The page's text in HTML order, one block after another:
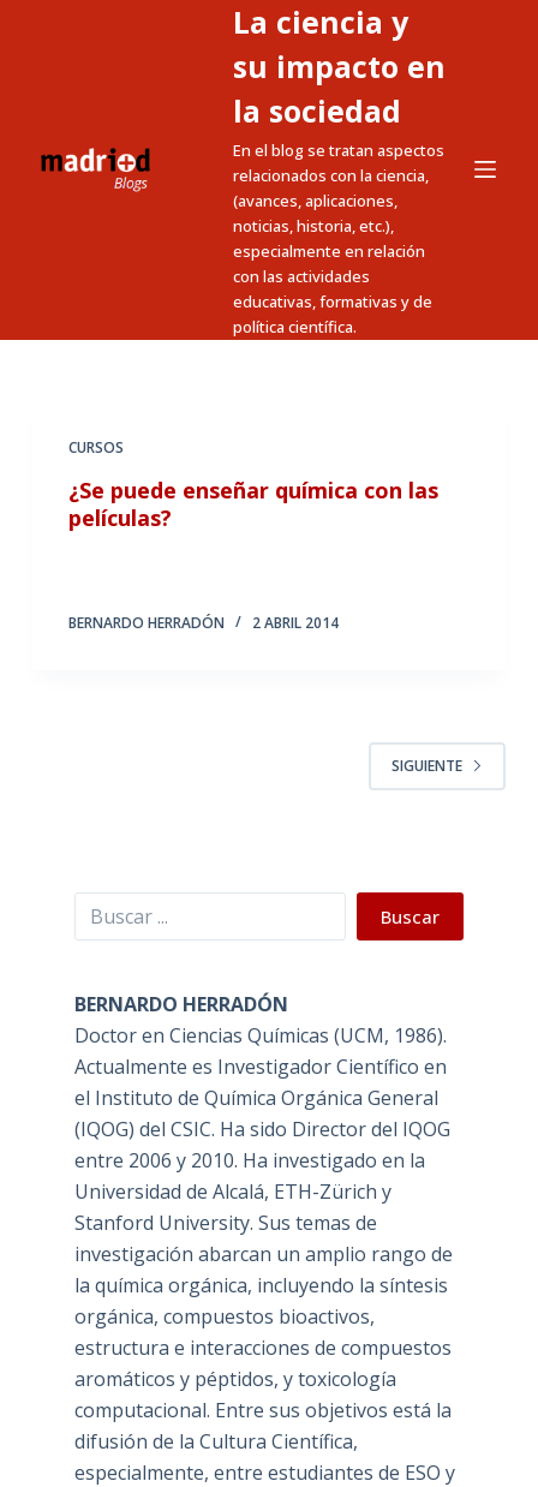
n
La ciencia y
su impacto en
la sociedad
En el blog se tratan aspectos
relacionados con la ciencia,
(avances, aplicaciones,
noticias, historia, etc.),
especialmente en relación
con las actividades
educativas, formativas y de
política científica.
CURSOS
¿Se puede enseñar química con las
películas?
BERNARDO HERRADÓN 2 ABRIL 2014
SIGUIENTE
Buscar Buscar
BERNARDO HERRADÓN
Doctor en Ciencias Químicas (UCM, 1986).
Actualmente es Investigador Científico en
el Instituto de Química Orgánica General
(IQOG) del CSIC. Ha sido Director del IQOG
entre 2006 y 2010. Ha investigado en la
Universidad de Alcalá, ETH-Zürich y
Stanford University. Sus temas de
investigación abarcan un amplio rango de
la química orgánica, incluyendo la síntesis
orgánica, compuestos bioactivos,
estructura e interacciones de compuestos
aromáticos y péptidos, y toxicología
computacional. Entre sus objetivos está la
difusión de la Cultura Científica,
especialmente, entre estudiantes de ESO y